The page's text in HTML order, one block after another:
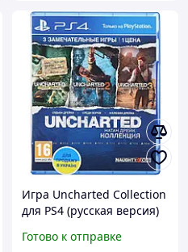
Игра Uncharted Collection
для PS4 (русская версия)
Готово к отправке